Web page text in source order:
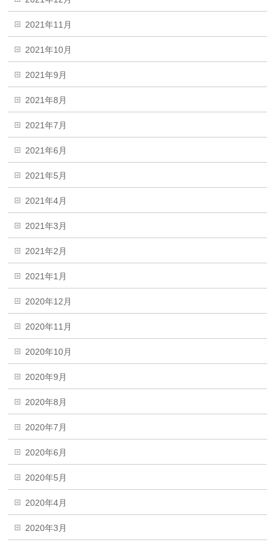
2021年11月
2021年10月
2021年9月
2021年8月
2021年7月
2021年6月
2021年5月
2021年4月
2021年3月
2021年2月
2021年1月
2020年12月
2020年11月
2020年10月
2020年9月
2020年8月
2020年7月
2020年6月
2020年5月
2020年4月
2020年3月